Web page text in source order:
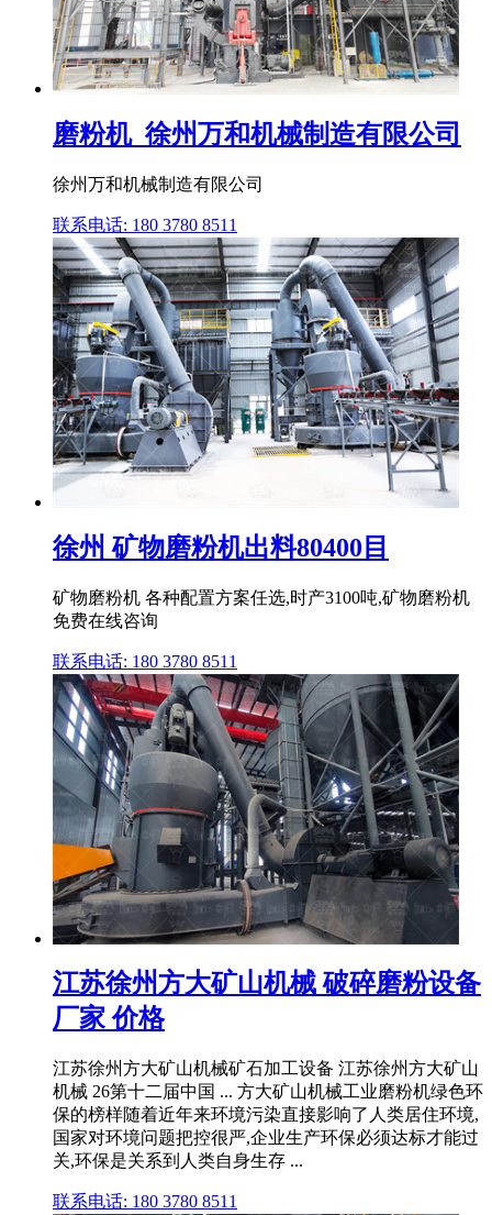
磨粉机_徐州万和机械制造有限公司
徐州万和机械制造有限公司
联系电话: 180 3780 8511
徐州 矿物磨粉机出料80400目
矿物磨粉机 各种配置方案任选,时产3100吨,矿物磨粉机
免费在线咨询
联系电话: 180 3780 8511
江苏徐州方大矿山机械 破碎磨粉设备
厂家 价格
江苏徐州方大矿山机械矿石加工设备 江苏徐州方大矿山
机械 26第十二届中国 ... 方大矿山机械工业磨粉机绿色环
保的榜样随着近年来环境污染直接影响了人类居住环境,
国家对环境问题把控很严,企业生产环保必须达标才能过
关,环保是关系到人类自身生存 ...
联系电话: 180 3780 8511